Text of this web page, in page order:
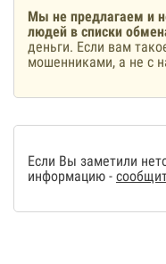
Мы не предлагаем и
людей в списки
деньги. Если вам
мошенниками, а не с
Если Вы заметили
информацию -